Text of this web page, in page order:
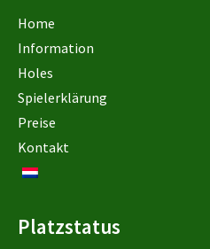
Home
Information
Holes
Spielerklärung
Preise
Kontakt
Platzstatus